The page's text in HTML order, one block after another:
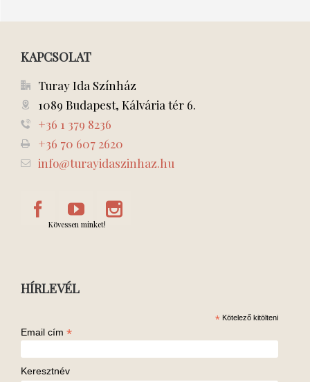
KAPCSOLAT
Turay Ida Színház
1089 Budapest, Kálvária tér 6.
+36 1 379 8236
+36 70 607 2620
info@turayidaszinhaz.hu
Kövessen minket!
HÍRLEVÉL
* Kötelező kitölteni
Email cím *
Keresztnév